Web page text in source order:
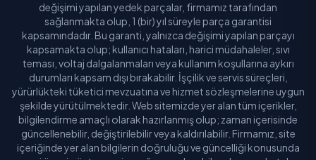
değişimi yapılan yedek parçalar, firmamız tarafından
sağlanmakta olup, 1 (bir) yıl süreyle parça garantisi
kapsamındadır. Bu garanti, yalnızca değişimi yapılan parçayı
kapsamakta olup; kullanıcı hataları, harici müdahaleler, sıvı
teması, voltaj dalgalanmaları veya kullanım koşullarına aykırı
durumları kapsam dışı bırakabilir. İşçilik ve servis süreçleri,
yürürlükteki tüketici mevzuatına ve hizmet sözleşmelerine uygun
şekilde yürütülmektedir. Web sitemizde yer alan tüm içerikler,
bilgilendirme amaçlı olarak hazırlanmış olup; zaman içerisinde
güncellenebilir, değiştirilebilir veya kaldırılabilir. Firmamız, site
içeriğinde yer alan bilgilerin doğruluğu ve güncelliği konusunda